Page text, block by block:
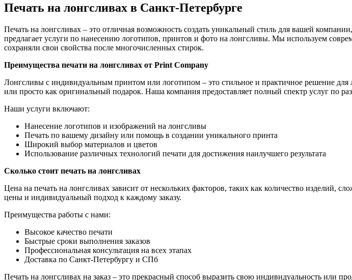
Печать на лонгсливах в Санкт-Петербурге
Печать на лонгсливах – это отличная возможность создать уникальный стиль для вашей
предлагает услуги по нанесению логотипов, принтов и фото на лонгсливы. Мы используем
сохраняли свои свойства после многочисленных стирок.
Преимущества печати на лонгсливах от Print Company
Лонгсливы с индивидуальным принтом или логотипом – это стильное и практичное решение
или просто как оригинальный подарок. Наша компания предоставляет полный спектр услуг по
Наши услуги включают:
Нанесение логотипов и изображений на лонгсливы
Печать по вашему дизайну или помощь в создании уникального принта
Широкий выбор материалов и цветов
Использование различных технологий печати для достижения наилучшего результата
Сколько стоит печать на лонгсливах
Цена на печать на лонгсливах зависит от нескольких факторов, таких как количество
цены и индивидуальный подход к каждому заказу.
Преимущества работы с нами:
Высокое качество печати
Быстрые сроки выполнения заказов
Профессиональная консультация на всех этапах
Доставка по Санкт-Петербургу и СПб
Печать на лонгсливах на заказ – это прекрасный способ выразить свою индивидуальность или